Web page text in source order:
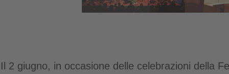
Il 2 giugno, in occasione delle celebrazioni della